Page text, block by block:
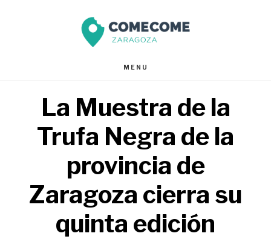
MENU
La Muestra de la
Trufa Negra de la
provincia de
Zaragoza cierra su
quinta edición